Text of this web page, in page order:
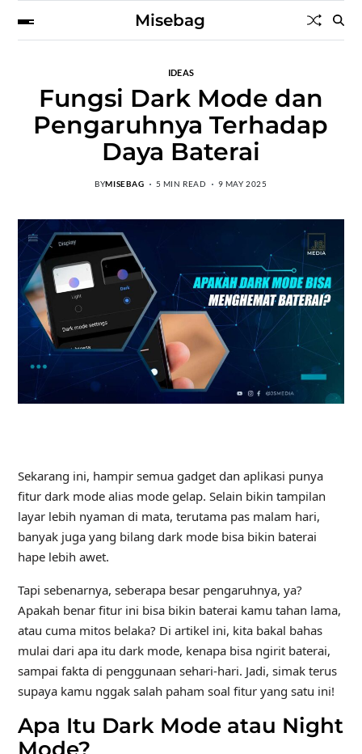
Misebag
IDEAS
Fungsi Dark Mode dan
Pengaruhnya Terhadap
Daya Baterai
BYMISEBAG 5 MIN READ 9 MAY 2025
Sekarang ini, hampir semua gadget dan aplikasi punya
fitur dark mode alias mode gelap. Selain bikin tampilan
layar lebih nyaman di mata, terutama pas malam hari,
banyak juga yang bilang dark mode bisa bikin baterai
hape lebih awet.
Tapi sebenarnya, seberapa besar pengaruhnya, ya?
Apakah benar fitur ini bisa bikin baterai kamu tahan lama,
atau cuma mitos belaka? Di artikel ini, kita bakal bahas
mulai dari apa itu dark mode, kenapa bisa ngirit baterai,
sampai fakta di penggunaan sehari-hari. Jadi, simak terus
supaya kamu nggak salah paham soal fitur yang satu ini!
Apa Itu Dark Mode atau Night